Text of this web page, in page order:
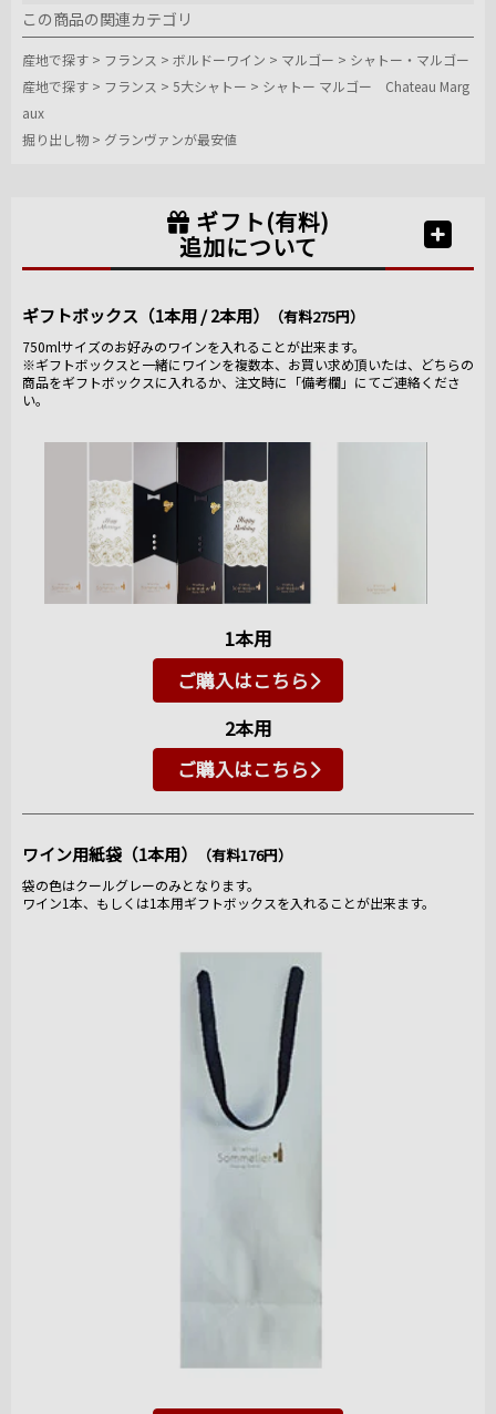
この商品の関連カテゴリ
産地で探す > フランス > ボルドーワイン > マルゴー > シャトー・マルゴー
産地で探す > フランス > 5大シャトー > シャトー マルゴー Chateau Marg
aux
掘り出し物 > グランヴァンが最安値
ギフト(有料)
追加について
ギフトボックス（1本用 / 2本用） （有料275円）
750mlサイズのお好みのワインを入れることが出来ます。
※ギフトボックスと一緒にワインを複数本、お買い求め頂いたは、どちらの
商品をギフトボックスに入れるか、注文時に「備考欄」にてご連絡くださ
い。
1本用
ご購入はこちら
2本用
ご購入はこちら
ワイン用紙袋（1本用） （有料176円）
袋の色はクールグレーのみとなります。
ワイン1本、もしくは1本用ギフトボックスを入れることが出来ます。